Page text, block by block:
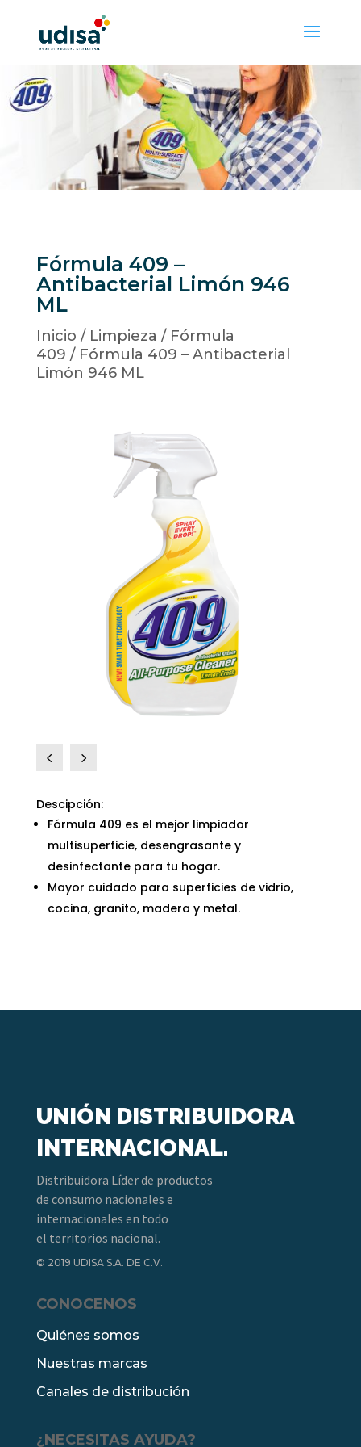
Fórmula 409 –
Antibacterial Limón 946
ML
Inicio / Limpieza / Fórmula
409 / Fórmula 409 – Antibacterial
Limón 946 ML
4 5
Descipción:
Fórmula 409 es el mejor limpiador
multisuperficie, desengrasante y
desinfectante para tu hogar.
Mayor cuidado para superficies de vidrio,
cocina, granito, madera y metal.
UNIÓN DISTRIBUIDORA
INTERNACIONAL.
Distribuidora Líder de productos
de consumo nacionales e
internacionales en todo
el territorios nacional.
© 2019 UDISA S.A. DE C.V.
CONOCENOS
Quiénes somos
Nuestras marcas
Canales de distribución
¿NECESITAS AYUDA?